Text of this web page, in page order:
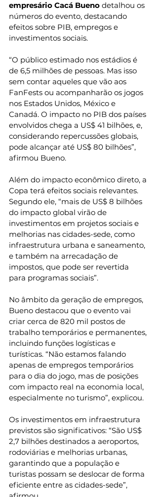
empresário Cacá Bueno detalhou os
números do evento, destacando
efeitos sobre PIB, empregos e
investimentos sociais.
“O público estimado nos estádios é
de 6,5 milhões de pessoas. Mas isso
sem contar aqueles que vão aos
FanFests ou acompanharão os jogos
nos Estados Unidos, México e
Canadá. O impacto no PIB dos países
envolvidos chega a US$ 41 bilhões, e,
considerando repercussões globais,
pode alcançar até US$ 80 bilhões”,
afirmou Bueno.
Além do impacto econômico direto, a
Copa terá efeitos sociais relevantes.
Segundo ele, “mais de US$ 8 bilhões
do impacto global virão de
investimentos em projetos sociais e
melhorias nas cidades-sede, como
infraestrutura urbana e saneamento,
e também na arrecadação de
impostos, que pode ser revertida
para programas sociais”.
No âmbito da geração de empregos,
Bueno destacou que o evento vai
criar cerca de 820 mil postos de
trabalho temporários e permanentes,
incluindo funções logísticas e
turísticas. “Não estamos falando
apenas de empregos temporários
para o dia do jogo, mas de posições
com impacto real na economia local,
especialmente no turismo”, explicou.
Os investimentos em infraestrutura
previstos são significativos: “São US$
2,7 bilhões destinados a aeroportos,
rodoviárias e melhorias urbanas,
garantindo que a população e
turistas possam se deslocar de forma
eficiente entre as cidades-sede”,